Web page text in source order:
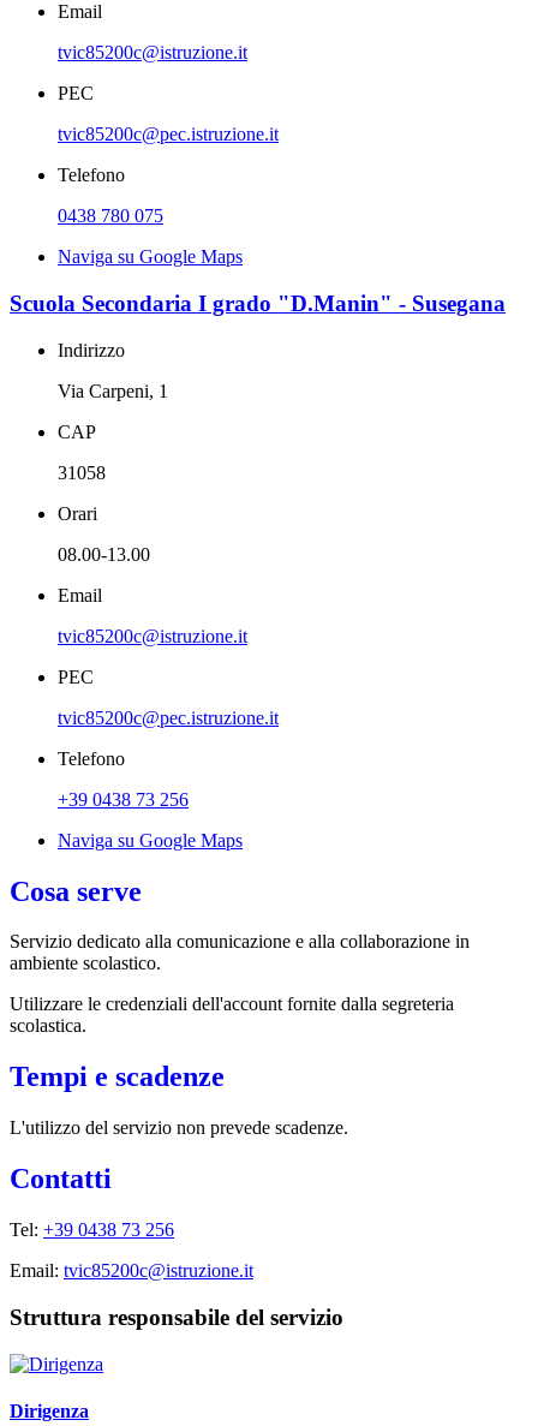
Email
tvic85200c@istruzione.it
PEC
tvic85200c@pec.istruzione.it
Telefono
0438 780 075
Naviga su Google Maps
Scuola Secondaria I grado "D.Manin" - Susegana
Indirizzo
Via Carpeni, 1
CAP
31058
Orari
08.00-13.00
Email
tvic85200c@istruzione.it
PEC
tvic85200c@pec.istruzione.it
Telefono
+39 0438 73 256
Naviga su Google Maps
Cosa serve
Servizio dedicato alla comunicazione e alla collaborazione in
ambiente scolastico.
Utilizzare le credenziali dell'account fornite dalla segreteria
scolastica.
Tempi e scadenze
L'utilizzo del servizio non prevede scadenze.
Contatti
Tel: +39 0438 73 256
Email: tvic85200c@istruzione.it
Struttura responsabile del servizio
Dirigenza